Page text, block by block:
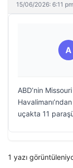
15/06/2026: 6:11 pm
A
ABD’nin
uçakta 11
1 yazı